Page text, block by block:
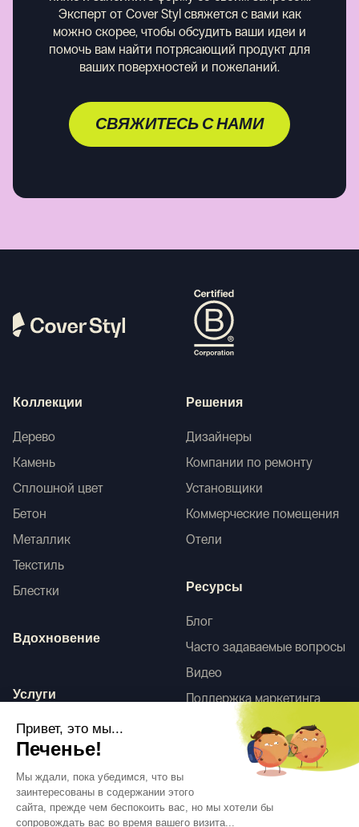
Эксперт от Cover Styl свяжется с вами как
можно скорее, чтобы обсудить ваши идеи и
помочь вам найти потрясающий продукт для
ваших поверхностей и пожеланий.
СВЯЖИТЕСЬ С НАМИ
Коллекции
Дерево
Камень
Сплошной цвет
Бетон
Металлик
Текстиль
Блестки
Вдохновение
Услуги
Услуги по оформлению
интерьера
Решения
Дизайнеры
Компании по ремонту
Установщики
Коммерческие помещения
Отели
Ресурсы
Блог
Часто задаваемые вопросы
Видео
Поддержка маркетинга
HD-сканы
Привет, это мы...
Печенье!
Мы ждали, пока убедимся, что вы
заинтересованы в содержании этого
сайта, прежде чем беспокоить вас, но мы хотели бы
сопровождать вас во время вашего визита...